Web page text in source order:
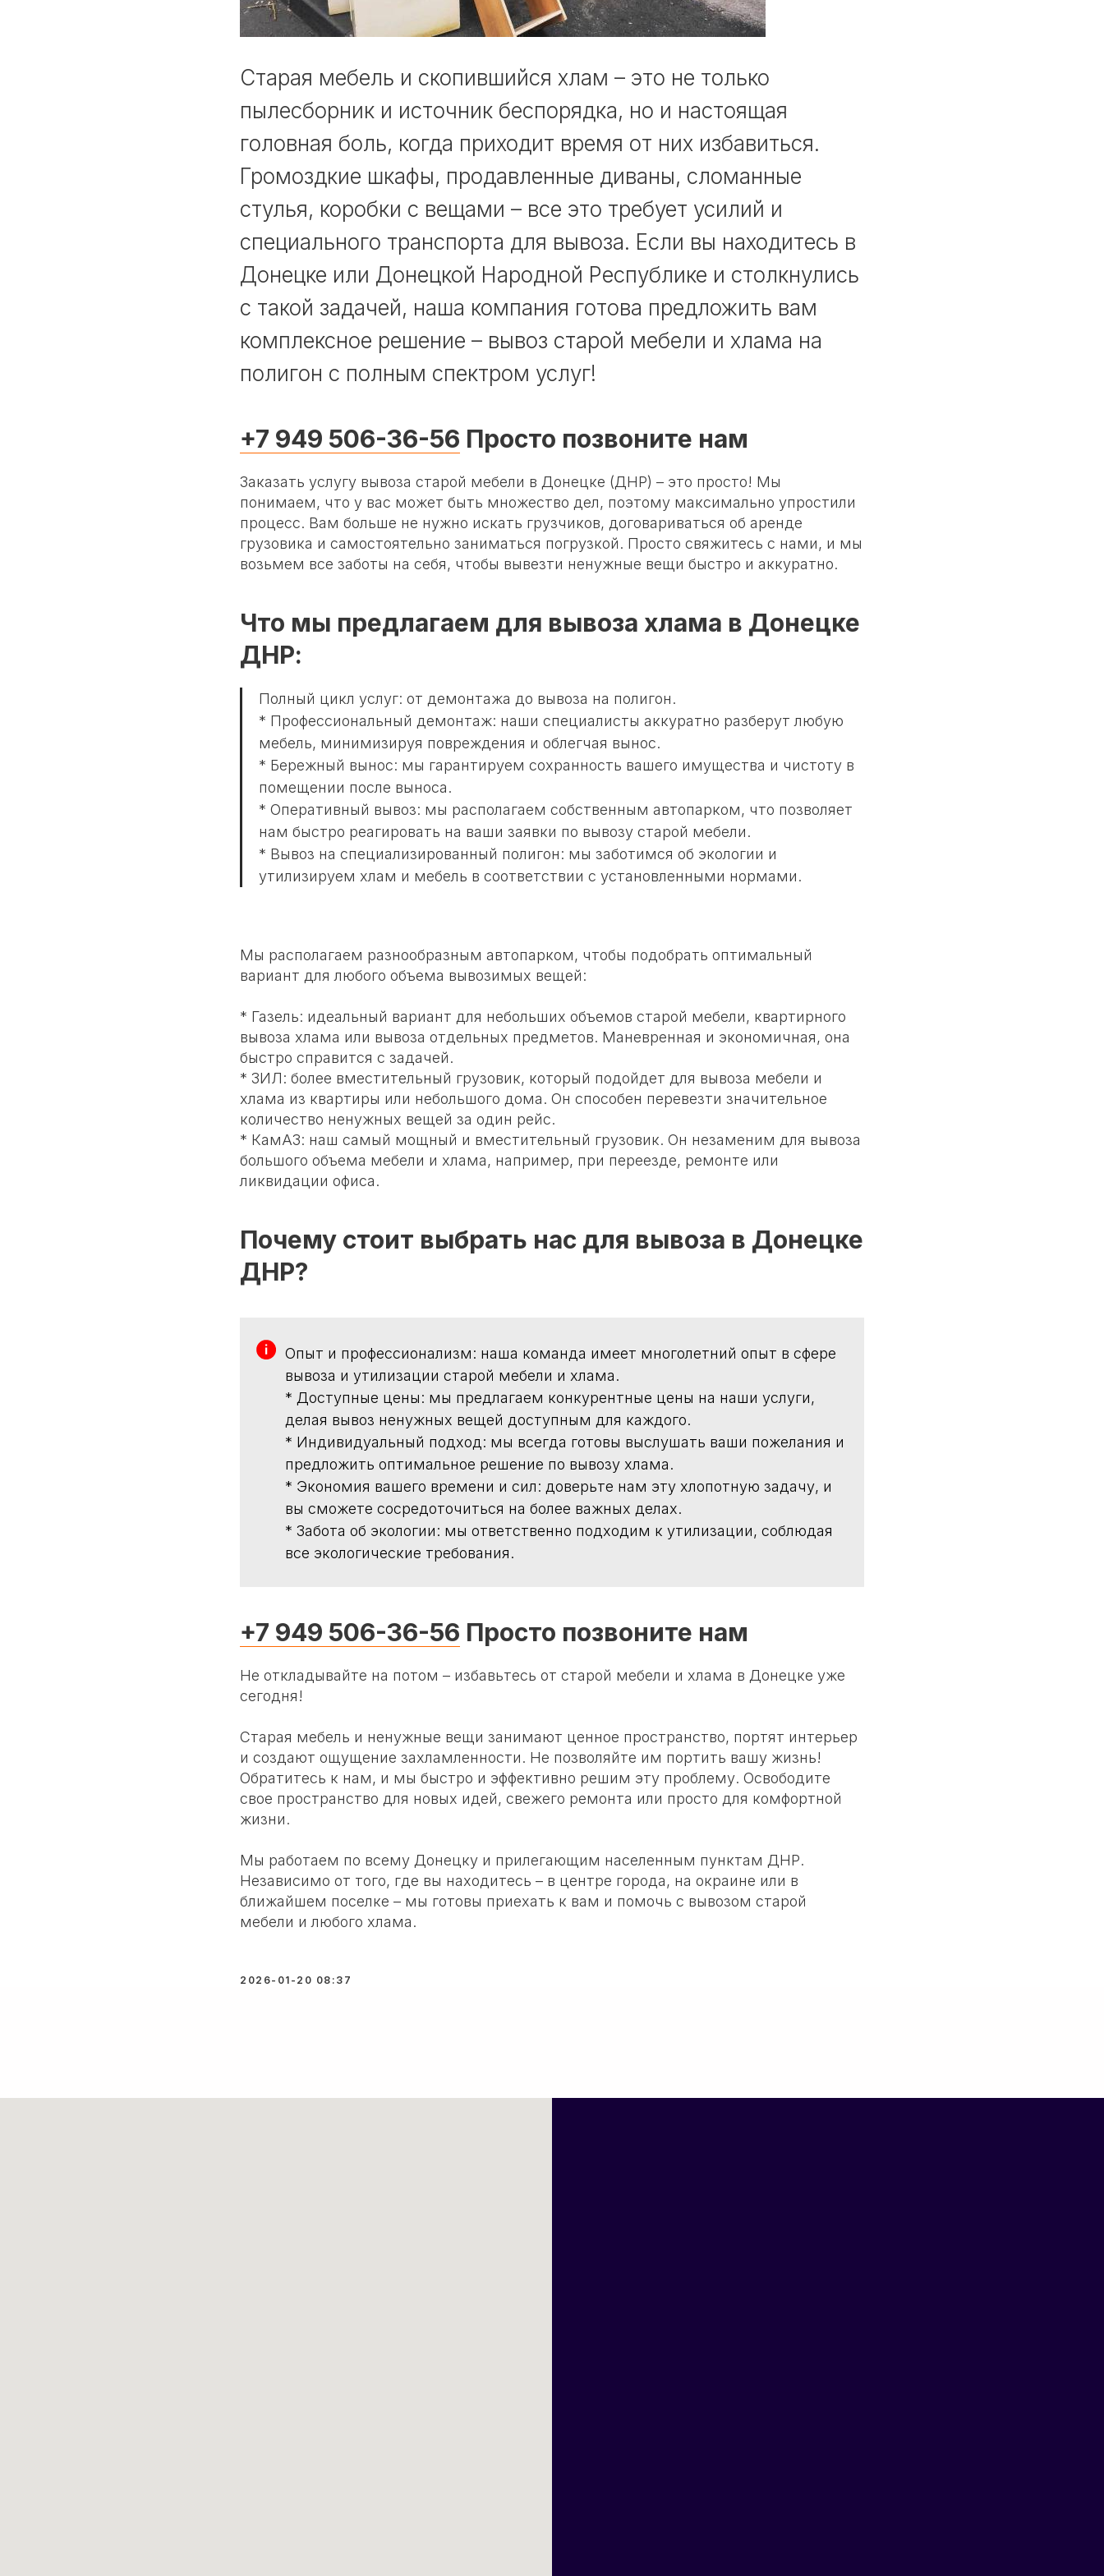
Старая мебель и скопившийся хлам – это не только
пылесборник и источник беспорядка, но и настоящая
головная боль, когда приходит время от них избавиться.
Громоздкие шкафы, продавленные диваны, сломанные
стулья, коробки с вещами – все это требует усилий и
специального транспорта для вывоза. Если вы находитесь в
Донецке или Донецкой Народной Республике и столкнулись
с такой задачей, наша компания готова предложить вам
комплексное решение – вывоз старой мебели и хлама на
полигон с полным спектром услуг!
+7 949 506-36-56 Просто позвоните нам
Заказать услугу вывоза старой мебели в Донецке (ДНР) – это просто! Мы
понимаем, что у вас может быть множество дел, поэтому максимально упростили
процесс. Вам больше не нужно искать грузчиков, договариваться об аренде
грузовика и самостоятельно заниматься погрузкой. Просто свяжитесь с нами, и мы
возьмем все заботы на себя, чтобы вывезти ненужные вещи быстро и аккуратно.
Что мы предлагаем для вывоза хлама в Донецке
ДНР:
Полный цикл услуг: от демонтажа до вывоза на полигон.
* Профессиональный демонтаж: наши специалисты аккуратно разберут любую
мебель, минимизируя повреждения и облегчая вынос.
* Бережный вынос: мы гарантируем сохранность вашего имущества и чистоту в
помещении после выноса.
* Оперативный вывоз: мы располагаем собственным автопарком, что позволяет
нам быстро реагировать на ваши заявки по вывозу старой мебели.
* Вывоз на специализированный полигон: мы заботимся об экологии и
утилизируем хлам и мебель в соответствии с установленными нормами.
Мы располагаем разнообразным автопарком, чтобы подобрать оптимальный
вариант для любого объема вывозимых вещей:
* Газель: идеальный вариант для небольших объемов старой мебели, квартирного
вывоза хлама или вывоза отдельных предметов. Маневренная и экономичная, она
быстро справится с задачей.
* ЗИЛ: более вместительный грузовик, который подойдет для вывоза мебели и
хлама из квартиры или небольшого дома. Он способен перевезти значительное
количество ненужных вещей за один рейс.
* КамАЗ: наш самый мощный и вместительный грузовик. Он незаменим для вывоза
большого объема мебели и хлама, например, при переезде, ремонте или
ликвидации офиса.
Почему стоит выбрать нас для вывоза в Донецке
ДНР?
Опыт и профессионализм: наша команда имеет многолетний опыт в сфере
вывоза и утилизации старой мебели и хлама.
* Доступные цены: мы предлагаем конкурентные цены на наши услуги,
делая вывоз ненужных вещей доступным для каждого.
* Индивидуальный подход: мы всегда готовы выслушать ваши пожелания и
предложить оптимальное решение по вывозу хлама.
* Экономия вашего времени и сил: доверьте нам эту хлопотную задачу, и
вы сможете сосредоточиться на более важных делах.
* Забота об экологии: мы ответственно подходим к утилизации, соблюдая
все экологические требования.
+7 949 506-36-56 Просто позвоните нам
Не откладывайте на потом – избавьтесь от старой мебели и хлама в Донецке уже
сегодня!
Старая мебель и ненужные вещи занимают ценное пространство, портят интерьер
и создают ощущение захламленности. Не позволяйте им портить вашу жизнь!
Обратитесь к нам, и мы быстро и эффективно решим эту проблему. Освободите
свое пространство для новых идей, свежего ремонта или просто для комфортной
жизни.
Мы работаем по всему Донецку и прилегающим населенным пунктам ДНР.
Независимо от того, где вы находитесь – в центре города, на окраине или в
ближайшем поселке – мы готовы приехать к вам и помочь с вывозом старой
мебели и любого хлама.
2026-01-20 08:37